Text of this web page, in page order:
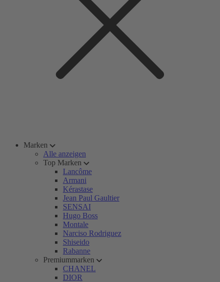
Marken
Alle anzeigen
Top Marken
Lancôme
Armani
Kérastase
Jean Paul Gaultier
SENSAI
Hugo Boss
Montale
Narciso Rodriguez
Shiseido
Rabanne
Premiummarken
CHANEL
DIOR